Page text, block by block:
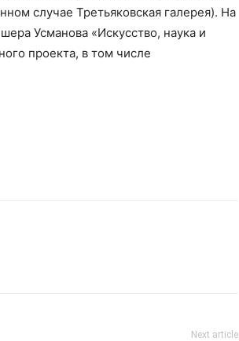
случае Третьяковская галерея). На
Усманова «Искусство, наука и
проекта, в том числе
Next article